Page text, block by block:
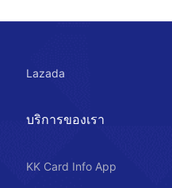
Lazada
บริการของเรา
KK Card Info App